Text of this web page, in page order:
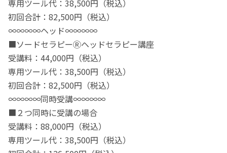
専用ツール代：38,500円（税込）
初回合計：82,500円（税込）
∞∞∞∞ヘッド∞∞∞∞
■ソードセラピーⓇヘッドセラピー講座
受講料：44,000円（税込）
専用ツール代：38,500円（税込）
初回合計：82,500円（税込）
∞∞∞∞同時受講∞∞∞∞
■２つ同時に受講の場合
受講料：88,000円（税込）
専用ツール代：38,500円（税込）